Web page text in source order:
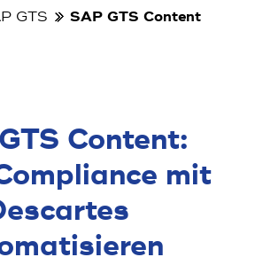
GTS SAP GTS Content
Content:
mit